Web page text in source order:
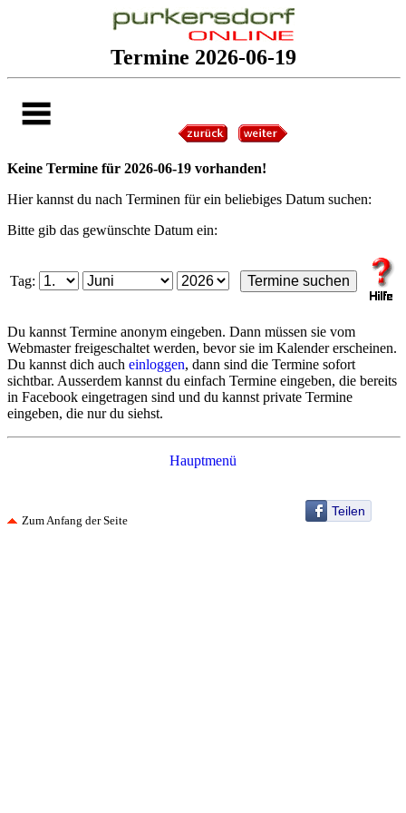
Termine 2026-06-19
Keine Termine für 2026-06-19 vorhanden!
Hier kannst du nach Terminen für ein beliebiges Datum suchen:
Bitte gib das gewünschte Datum ein:
Tag:
Du kannst Termine anonym eingeben. Dann müssen sie vom
Webmaster freigeschaltet werden, bevor sie im Kalender erscheinen.
Du kannst dich auch einloggen, dann sind die Termine sofort
sichtbar. Ausserdem kannst du einfach Termine eingeben, die bereits
in Facebook eingetragen sind und du kannst private Termine
eingeben, die nur du siehst.
Hauptmenü
Teilen
Zum Anfang der Seite